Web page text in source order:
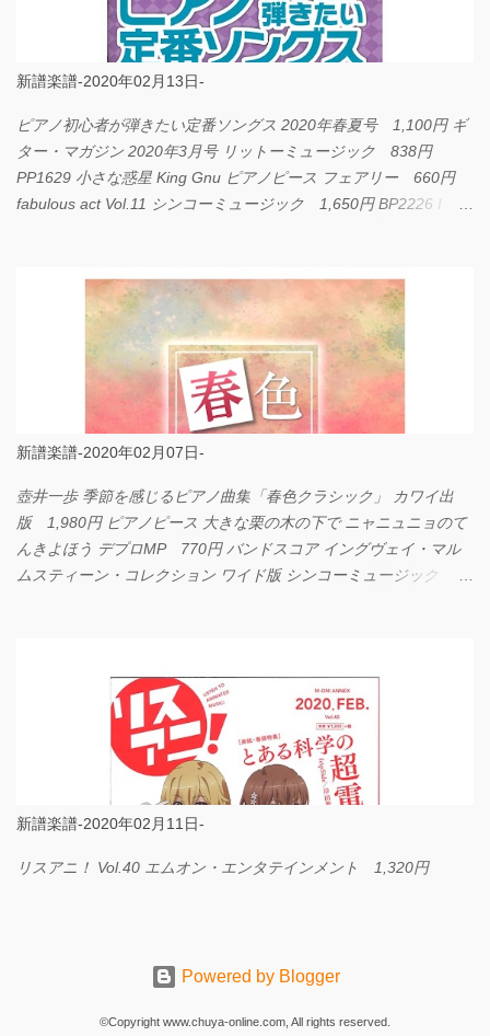
新譜楽譜-2020年02月13日-
ピアノ初心者が弾きたい定番ソングス 2020年春夏号 1,100円 ギ
ター・マガジン 2020年3月号 リットーミュージック 838円
PP1629 小さな惑星 King Gnu ピアノピース フェアリー 660円
fabulous act Vol.11 シンコーミュージック 1,650円 BP2226 I
新譜楽譜-2020年02月07日-
壺井一歩 季節を感じるピアノ曲集「春色クラシック」 カワイ出
版 1,980円 ピアノピース 大きな栗の木の下で ニャニュニョのて
んきよほう デプロMP 770円 バンドスコア イングヴェイ・マル
ムスティーン・コレクション ワイド版 シンコーミュージック
新譜楽譜-2020年02月11日-
リスアニ！ Vol.40 エムオン・エンタテインメント 1,320円
Powered by Blogger
©Copyright www.chuya-online.com, All rights reserved.